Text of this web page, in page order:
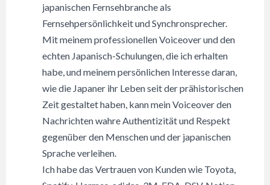
japanischen Fernsehbranche als
Fernsehpersönlichkeit und Synchronsprecher.
Mit meinem professionellen Voiceover und den
echten Japanisch-Schulungen, die ich erhalten
habe, und meinem persönlichen Interesse daran,
wie die Japaner ihr Leben seit der prähistorischen
Zeit gestaltet haben, kann mein Voiceover den
Nachrichten wahre Authentizität und Respekt
gegenüber den Menschen und der japanischen
Sprache verleihen.
Ich habe das Vertrauen von Kunden wie Toyota,